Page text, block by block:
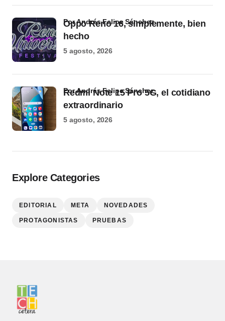
Oppo Reno 16, simplemente, bien
hecho
por Andrés Felipe Sánchez
5 agosto, 2026
Redmi Note 15 Pro 5G, el cotidiano
extraordinario
por Andrés Felipe Sánchez
5 agosto, 2026
Explore Categories
EDITORIAL META NOVEDADES
PROTAGONISTAS PRUEBAS